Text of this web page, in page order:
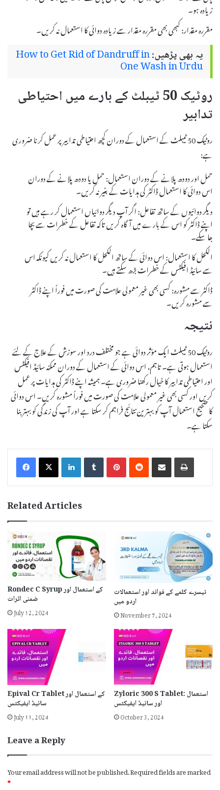
زیادہ ہو۔
مقررہ مقدار: کبھی بھی مقررہ مقدار سے زیادہ دوائی کا استعمال نہ کریں۔
یہ بھی پڑھیں:How to Get Rid of Dandruff in
One Wash in Urdu
روٹیک 50 ٹیبلٹ کے بارے میں احتیاطی
تدابیر
روٹیک 50 ٹیبلٹ کے استعمال کے دوران کچھ احتیاطی تدابیر پر عمل کرنا ضروری
ہے:
حمل اور دودھ پلانے کے دوران استعمال: حمل یا دودھ پلانے کے دوران
اس دوائی کا استعمال ڈاکٹر کی ہدایات کے بغیر نہ کریں۔
دیگر دوائیوں کے ساتھ تفاعل: اگر آپ دیگر دوائیاں استعمال کر رہے ہیں تو
اپنے ڈاکٹر کو اس کے بارے میں آگاہ کریں تاکہ تفاعل کے خطرات سے بچا
جا سکے۔
الکحل کا استعمال: اس دوائی کے ساتھ الکحل کا استعمال نہ کریں کیونکہ اس
سے سائیڈ افیکٹس کے خطرات بڑھ سکتے ہیں۔
ڈاکٹر سے مشورہ: کسی بھی غیر معمولی علامت کی صورت میں فوراً اپنے ڈاکٹر
سے مشورہ کریں۔
نتیجہ
روٹیک 50 ٹیبلٹ ایک مؤثر دوائی ہے جو مختلف درد اور سوزش کے علاج کے لئے
استعمال ہوتی ہے۔ تاہم، اس دوائی کے استعمال کے دوران ممکنہ سائیڈ افیکٹس
اور احتیاطی تدابیر کا خیال رکھنا ضروری ہے۔ ہمیشہ اپنے ڈاکٹر کی ہدایات پر عمل
کریں اور کسی بھی غیر معمولی علامت کی صورت میں فوراً مشورہ کریں۔ اس دوائی
کا صحیح استعمال آپ کو بہترین نتائج فراہم کر سکتا ہے اور آپ کی زندگی کو بہتر بنا
سکتا ہے۔
LinkedInTumblrPinterestReddit Share via Email Print
Related Articles
Rondec C Syrup کے استعمال اور
ضمنی اثرات
July 12, 2024
تیسرے کلمے کے فوائد اور استعمالات
اردو میں
November 7, 2024
Epival Cr Tablet کے استعمال اور
سائیڈ ایفیکٹس
July 11, 2024
Zyloric 300 S Tablet: استعمال
اور سائیڈ ایفیکٹس
October 3, 2024
Leave a Reply
Your email address will not be published.Required fields are marked
*